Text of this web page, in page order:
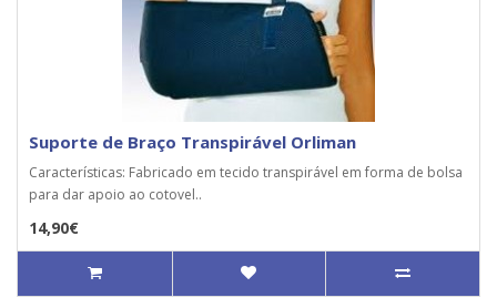
Suporte de Braço Transpirável Orliman
Características: Fabricado em tecido transpirável em forma de bolsa
para dar apoio ao cotovel..
14,90€